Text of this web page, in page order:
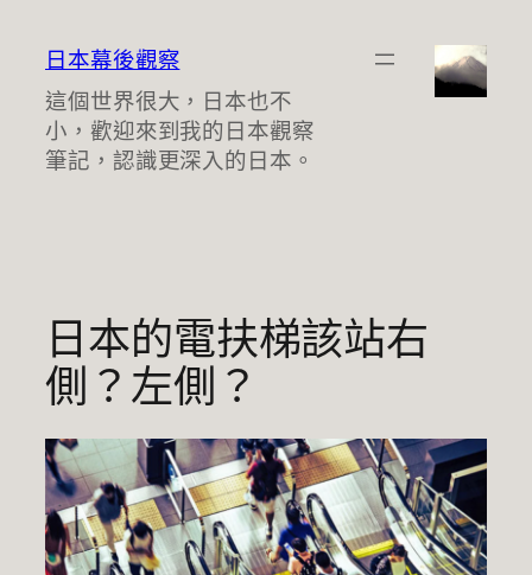
日本幕後觀察
這個世界很大，日本也不
小，歡迎來到我的日本觀察
筆記，認識更深入的日本。
日本的電扶梯該站右
側？左側？